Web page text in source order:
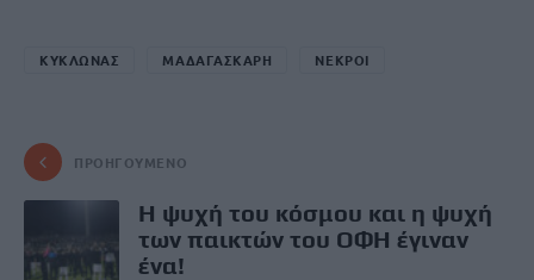
ΚΥΚΛΩΝΑΣ ΜΑΔΑΓΑΣΚΑΡΗ ΝΕΚΡΟΙ
ΠΡΟΗΓΟΎΜΕΝΟ
Η ψυχή του κόσμου και η ψυχή
των παικτών του ΟΦΗ έγιναν
ένα!